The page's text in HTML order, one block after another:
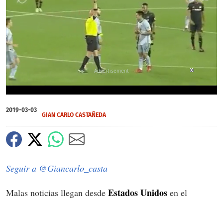
seconds
of
seconds
X
X
2019-03-03
GIAN CARLO CASTAÑEDA
Seguir a @Giancarlo_casta
Malas noticias llegan desde Estados Unidos en el